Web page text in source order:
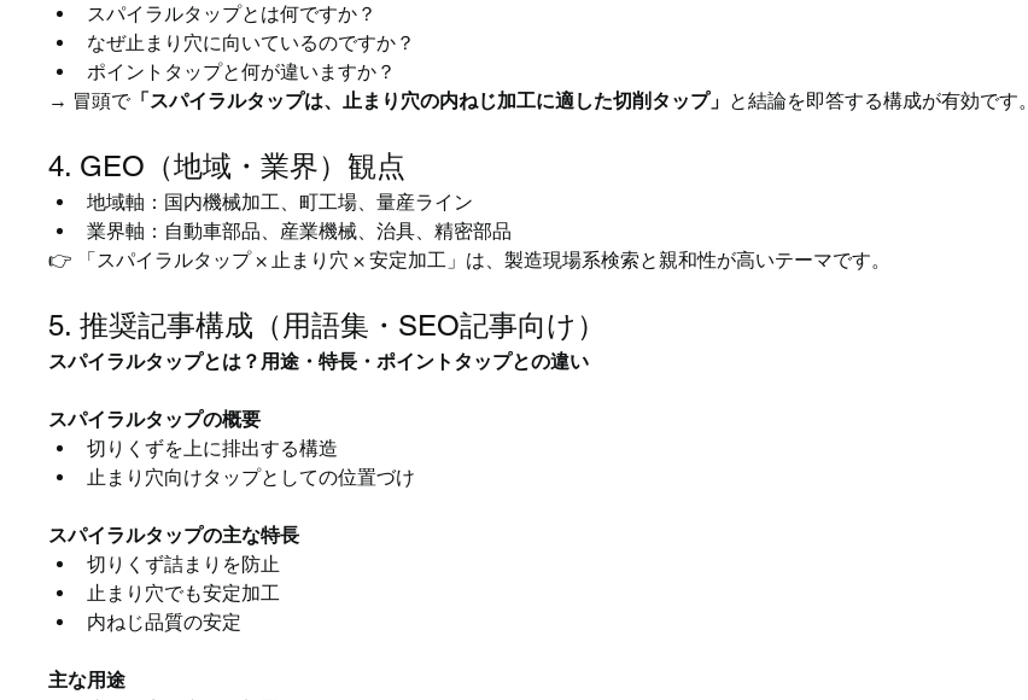
スパイラルタップとは何ですか？
なぜ止まり穴に向いているのですか？
ポイントタップと何が違いますか？
→ 冒頭で「スパイラルタップは、止まり穴の内ねじ加工に適した切削タップ」 と結論を即答する構成が有効です。
4. GEO（地域・業界）観点
地域軸：国内機械加工、町工場、量産ライン
業界軸：自動車部品、産業機械、治具、精密部品
👉 「スパイラルタップ × 止まり穴 × 安定加工」は、製造現場系検索と親和性が高いテーマです。
5. 推奨記事構成（用語集・SEO記事向け）
スパイラルタップとは？用途・特長・ポイントタップとの違い
スパイラルタップの概要
切りくずを上に排出する構造
止まり穴向けタップとしての位置づけ
スパイラルタップの主な特長
切りくず詰まりを防止
止まり穴でも安定加工
内ねじ品質の安定
主な用途